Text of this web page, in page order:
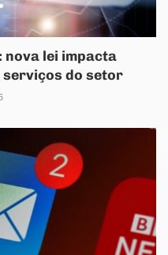
nova lei impacta
do setor